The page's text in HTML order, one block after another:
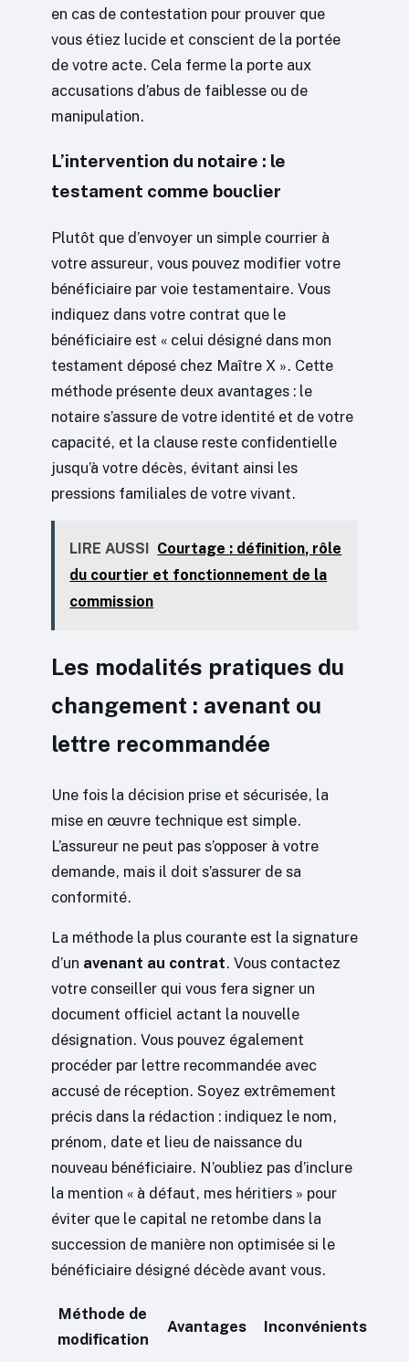
en cas de contestation pour prouver que
vous étiez lucide et conscient de la portée
de votre acte. Cela ferme la porte aux
accusations d’abus de faiblesse ou de
manipulation.
L’intervention du notaire : le
testament comme bouclier
Plutôt que d’envoyer un simple courrier à
votre assureur, vous pouvez modifier votre
bénéficiaire par voie testamentaire. Vous
indiquez dans votre contrat que le
bénéficiaire est « celui désigné dans mon
testament déposé chez Maître X ». Cette
méthode présente deux avantages : le
notaire s’assure de votre identité et de votre
capacité, et la clause reste confidentielle
jusqu’à votre décès, évitant ainsi les
pressions familiales de votre vivant.
LIRE AUSSI
Courtage : définition, rôle
du courtier et fonctionnement de la
commission
Les modalités pratiques du
changement : avenant ou
lettre recommandée
Une fois la décision prise et sécurisée, la
mise en œuvre technique est simple.
L’assureur ne peut pas s’opposer à votre
demande, mais il doit s’assurer de sa
conformité.
La méthode la plus courante est la signature
d’un avenant au contrat. Vous contactez
votre conseiller qui vous fera signer un
document officiel actant la nouvelle
désignation. Vous pouvez également
procéder par lettre recommandée avec
accusé de réception. Soyez extrêmement
précis dans la rédaction : indiquez le nom,
prénom, date et lieu de naissance du
nouveau bénéficiaire. N’oubliez pas d’inclure
la mention « à défaut, mes héritiers » pour
éviter que le capital ne retombe dans la
succession de manière non optimisée si le
bénéficiaire désigné décède avant vous.
Méthode de
modification
Avantages Inconvénients